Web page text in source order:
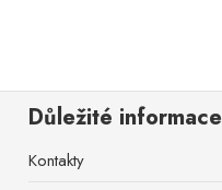
Důležité informace
Kontakty